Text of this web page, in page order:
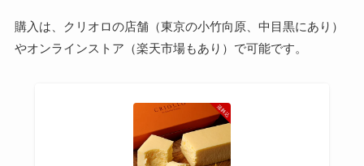
購入は、クリオロの店舗（東京の小竹向原、中目黒にあり）
やオンラインストア（楽天市場もあり）で可能です。